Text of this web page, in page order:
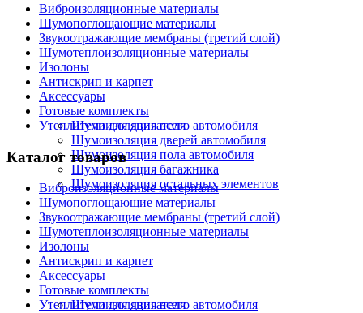
Виброизоляционные материалы
Шумопоглощающие материалы
Звукоотражающие мембраны (третий слой)
Шумотеплоизоляционные материалы
Изолоны
Антискрип и карпет
Аксессуары
Готовые комплекты
Шумоизоляция всего автомобиля
Шумоизоляция дверей автомобиля
Шумоизоляция пола автомобиля
Шумоизоляция багажника
Шумоизоляция остальных элементов
Утеплители для двигателя
Каталог товаров
Виброизоляционные материалы
Шумопоглощающие материалы
Звукоотражающие мембраны (третий слой)
Шумотеплоизоляционные материалы
Изолоны
Антискрип и карпет
Аксессуары
Готовые комплекты
Шумоизоляция всего автомобиля
Утеплители для двигателя